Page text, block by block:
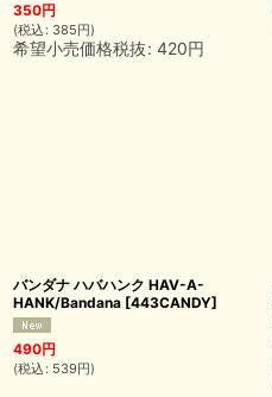
350円
(税込 : 385円)
希望小売価格税抜: 420円
バンダナ ハバハンク HAV-A-
HANK/Bandana [443CANDY]
490円
(税込 : 539円)